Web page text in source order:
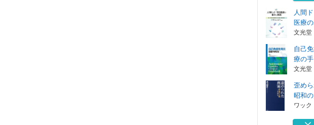
人間
医療
文光堂
自己
療の手
文光堂
歪め
昭和
ワック
〈驚き